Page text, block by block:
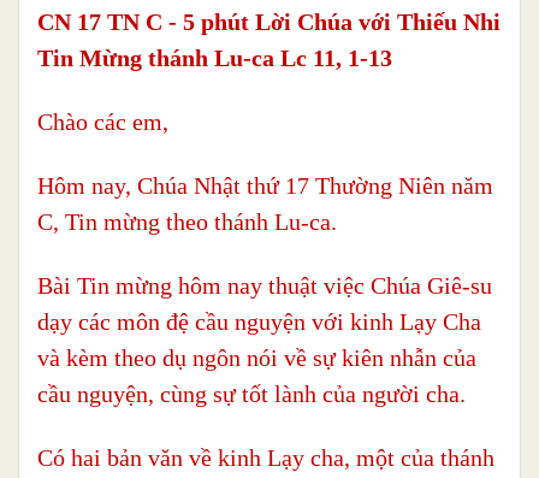
CN 17 TN C - 5 phút Lời Chúa với Thiếu Nhi
Tin Mừng thánh Lu-ca Lc 11, 1-13
Chào các em,
Hôm nay, Chúa Nhật thứ 17 Thường Niên năm
C, Tin mừng theo thánh Lu-ca.
Bài Tin mừng hôm nay thuật việc Chúa Giê-su
dạy các môn đệ cầu nguyện với kinh Lạy Cha
và kèm theo dụ ngôn nói về sự kiên nhẫn của
cầu nguyện, cùng sự tốt lành của người cha.
Có hai bản văn về kinh Lạy cha, một của thánh